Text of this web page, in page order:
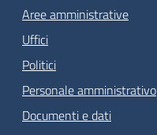
Aree amministrative
Uffici
Politici
Personale amministrativo
Documenti e dati